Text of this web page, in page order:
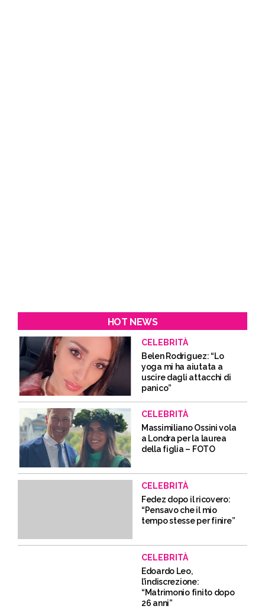
HOT NEWS
CELEBRITÀ
Belen Rodriguez: “Lo
yoga mi ha aiutata a
uscire dagli attacchi di
panico”
CELEBRITÀ
Massimiliano Ossini vola
a Londra per la laurea
della figlia – FOTO
CELEBRITÀ
Fedez dopo il ricovero:
“Pensavo che il mio
tempo stesse per finire”
CELEBRITÀ
Edoardo Leo,
l’indiscrezione:
“Matrimonio finito dopo
26 anni”